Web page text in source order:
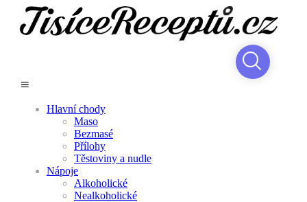
Hlavní chody
Maso
Bezmasé
Přílohy
Těstoviny a nudle
Nápoje
Alkoholické
Nealkoholické